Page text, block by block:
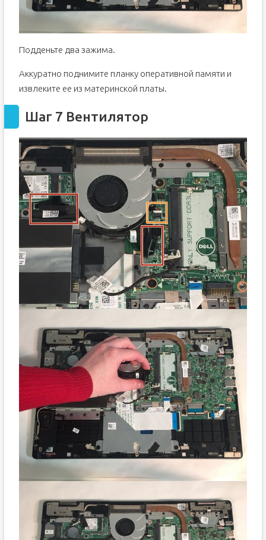
Подденьте два зажима.
Аккуратно поднимите планку оперативной памяти и
извлеките ее из материнской платы.
Шаг 7 Вентилятор